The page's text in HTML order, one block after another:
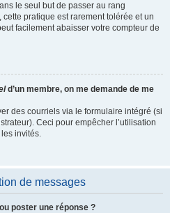
le seul but de passer au rang
pratique est rarement tolérée et un
facilement abaisser votre compteur de
d’un membre, on me demande de me
des courriels via le formulaire intégré (si
Ceci pour empêcher l’utilisation
invités.
de messages
poster une réponse ?